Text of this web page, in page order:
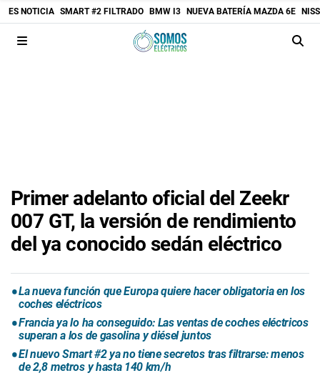
ES NOTICIA SMART #2 FILTRADO BMW I3 NUEVA BATERÍA MAZDA 6E
Primer adelanto oficial del Zeekr
007 GT, la versión de rendimiento
del ya conocido sedán eléctrico
La nueva función que Europa quiere hacer obligatoria en los
coches eléctricos
Francia ya lo ha conseguido: Las ventas de coches eléctricos
superan a los de gasolina y diésel juntos
El nuevo Smart #2 ya no tiene secretos tras filtrarse: menos
de 2,8 metros y hasta 140 km/h